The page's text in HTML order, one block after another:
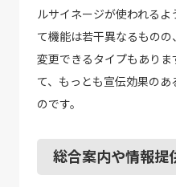
ルサイネージが使われる
て機能は若干異なるもの
変更できるタイプもあり
て、もっとも宣伝効果の
のです。
総合案内や情報提